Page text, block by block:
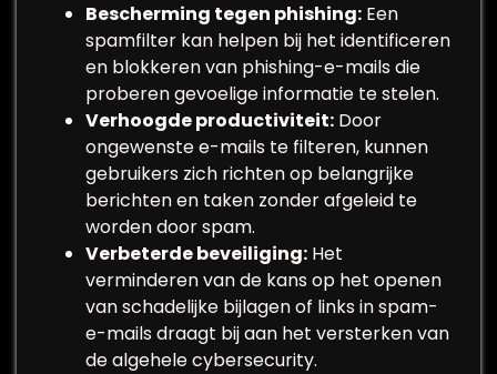
Bescherming tegen phishing: Een
spamfilter kan helpen bij het identificeren
en blokkeren van phishing-e-mails die
proberen gevoelige informatie te stelen.
Verhoogde productiviteit: Door
ongewenste e-mails te filteren, kunnen
gebruikers zich richten op belangrijke
berichten en taken zonder afgeleid te
worden door spam.
Verbeterde beveiliging: Het
verminderen van de kans op het openen
van schadelijke bijlagen of links in spam-
e-mails draagt bij aan het versterken van
de algehele cybersecurity.